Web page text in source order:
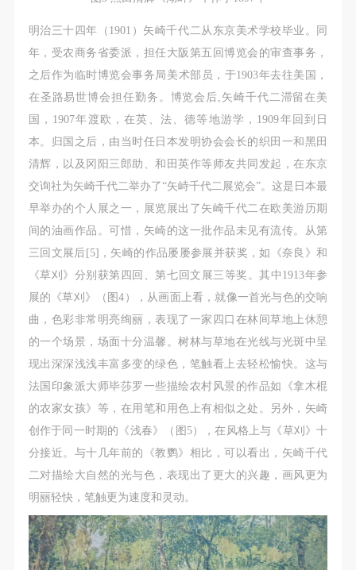
明治三十四年（1901）矢崎千代二从东京美术学校毕业。同
年，受农商务省委派，担任大阪第五回博览会的审查事务，
之后作为临时博览会事务局美术部员，于1903年去往美国，
在圣路易世博会担任勤务。博览会后,矢崎千代二滞留在美
国，1907年渡欧，在英、法、德等地游学，1909年回到日
本。归国之后，由当时任日本发明协会会长的织田一和黑田
清辉，以及冈阳三郎助、和田英作等师友共同发起，在东京
交询社为矢崎千代二举办了“矢峙千代二展览会”。这是日本最
早举办的个人展之一，展览展出了矢崎千代二在欧美游历期
间的油画作品。可惜，矢崎的这一批作品未见有流传。从第
三回文展后[5]，矢崎的作品屡屡参展并获奖，如《奈良》和
《草刈》分别获第四回、第七回文展三等奖。其中1913年参
展的《草刈》（图4），从画面上看，就像一首光与色的交响
曲，色彩非常明亮绚丽，表现了一家四口在林间草地上休憩
的一个场景，场面十分温馨。树林与草地在光线与光斑中呈
现出深深浅浅丰富多变的绿色，笔触看上去轻松愉快。这与
法国印象派大师毕莎罗一些描绘农村风景的作品如《拿木棍
的农家女孩》等，在用笔和用色上有相似之处。另外，矢崎
创作于同一时期的《浅春》（图5），在风格上与《草刈》十
分接近。与十几年前的《教鹦》相比，可以看出，矢崎千代
二对描绘大自然的光与色，表现出了更大的兴趣，画风更为
明丽轻快，笔触更为速度和灵动。